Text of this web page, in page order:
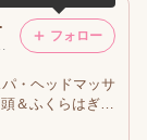
の漢方養生ライフ
ト大矢カオル
・ヘッドマッサ
＆ふくらはぎほ
フォロー